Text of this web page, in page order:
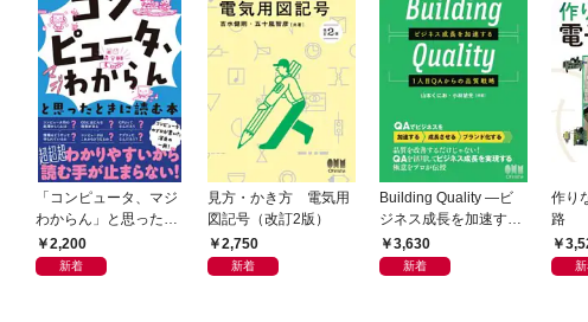
「コンピュータ、マジ
わからん」と思ったと
きに読む本
2,200
新着
見方・かき方 電気用
図記号（改訂2版）
2,750
新着
Building Quality ―ビ
ジネス成長を加速する
1人目QAからの品質戦
略―
3,630
新着
作り
路